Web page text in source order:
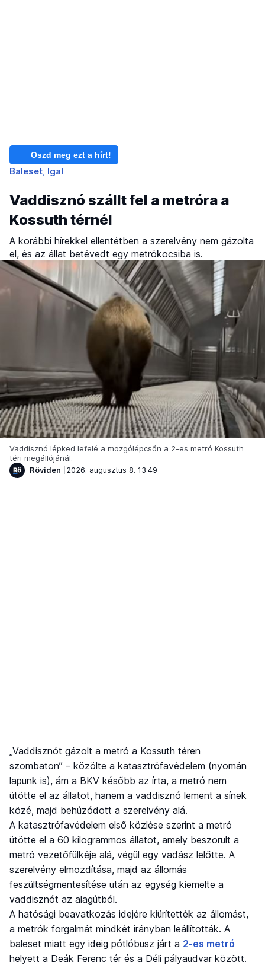
Oszd meg ezt a hírt!
Baleset Igal
Vaddisznó szállt fel a metróra a
Kossuth térnél
A korábbi hírekkel ellentétben a szerelvény nem gázolta
el, és az állat betévedt egy metrókocsiba is.
Vaddisznó lépked lefelé a mozgólépcsőn a 2-es metró Kossuth
téri megállójánál.
Röviden
2026. augusztus 8. 13:49
„Vaddisznót gázolt a metró a Kossuth téren
szombaton” – közölte a katasztrófavédelem (nyomán
lapunk is), ám a BKV később az írta, a metró nem
ütötte el az állatot, hanem a vaddisznó lement a sínek
közé, majd behúzódott a szerelvény alá.
A katasztrófavédelem első közlése szerint a metró
ütötte el a 60 kilogrammos állatot, amely beszorult a
metró vezetőfülkéje alá, végül egy vadász lelőtte. A
szerelvény elmozdítása, majd az állomás
feszültségmentesítése után az egység kiemelte a
vaddisznót az alagútból.
A hatósági beavatkozás idejére kiürítették az állomást,
a metrók forgalmát mindkét irányban leállították. A
baleset miatt egy ideig pótlóbusz járt a 2-es metró
helyett a Deák Ferenc tér és a Déli pályaudvar között.